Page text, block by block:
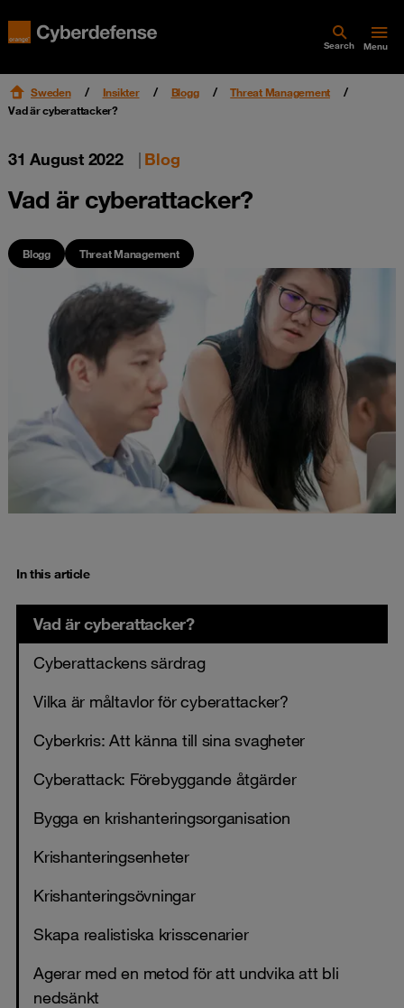
Search Menu
Sweden Insikter Blogg
Threat Management
Vad är cyberattacker?
31 August 2022 | Blog
Vad är cyberattacker?
Blogg Threat Management
In this article
Vad är cyberattacker?
Cyberattackens särdrag
Vilka är måltavlor för cyberattacker?
Cyberkris: Att känna till sina svagheter
Cyberattack: Förebyggande åtgärder
Bygga en krishanteringsorganisation
Krishanteringsenheter
Krishanteringsövningar
Skapa realistiska krisscenarier
Agerar med en metod för att undvika att bli
nedsänkt